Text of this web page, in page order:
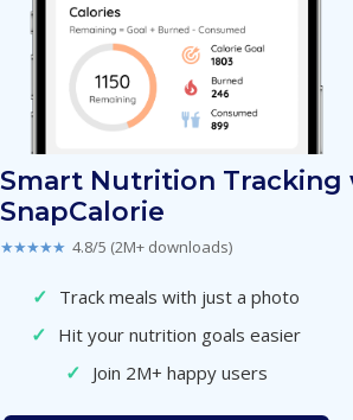
Smart Nutrition Tracking
SnapCalorie
★★★★★ 4.8/5 (2M+ downloads)
✓ Track meals with just a photo
✓ Hit your nutrition goals easier
✓ Join 2M+ happy users